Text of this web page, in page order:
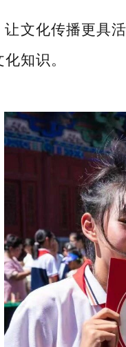
文化传播更具
知识。